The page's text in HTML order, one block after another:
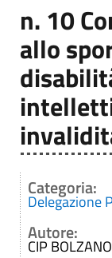
n. 10
allo
Categoria:
Delegazione
Autore:
CIP BOLZANO